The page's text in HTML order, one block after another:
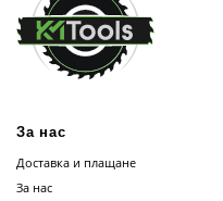
За нас
Доставка и плащане
За нас